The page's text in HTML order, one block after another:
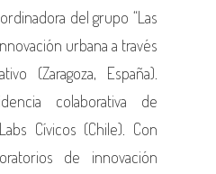
del grupo “Las
urbana a través
(Zaragoza, España).
colaborativa de
Cívicos (Chile). Con
de innovación